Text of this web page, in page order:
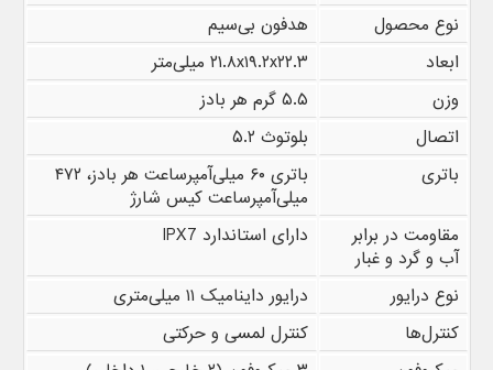
نوع محصول
هدفون بی‌سیم
ابعاد
۲۱.۸x۱۹.۲x۲۲.۳ میلی‌متر
وزن
۵.۵ گرم هر بادز
اتصال
بلوتوث ۵.۲
باتری
باتری ۶۰ میلی‌آمپرساعت هر بادز، ۴۷۲
میلی‌آمپرساعت کیس شارژ
مقاومت در برابر
آب و گرد و غبار
دارای استاندارد IPX7
نوع درایور
درایور داینامیک ۱۱ میلی‌متری
کنترل‌ها
کنترل لمسی و حرکتی